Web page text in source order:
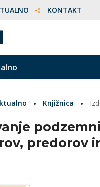
KONTAKT
MENI
Knjižnica
predorov